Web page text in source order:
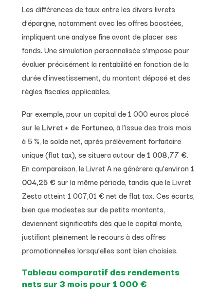
Les différences de taux entre les divers livrets
d’épargne, notamment avec les offres boostées,
impliquent une analyse fine avant de placer ses
fonds. Une simulation personnalisée s’impose pour
évaluer précisément la rentabilité en fonction de la
durée d’investissement, du montant déposé et des
règles fiscales applicables.
Par exemple, pour un capital de 1 000 euros placé
sur le Livret + de Fortuneo, à l’issue des trois mois
à 5 %, le solde net, après prélèvement forfaitaire
unique (flat tax), se situera autour de1 008,77 €.
En comparaison, le Livret A ne générera qu’environ 1
004,25 € sur la même période, tandis que le Livret
Zesto atteint 1 007,01 € net de flat tax. Ces écarts,
bien que modestes sur de petits montants,
deviennent significatifs dès que le capital monte,
justifiant pleinement le recours à des offres
promotionnelles lorsqu’elles sont bien choisies.
Tableau comparatif des rendements
nets sur 3 mois pour 1 000 €